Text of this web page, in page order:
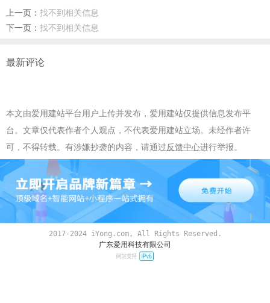
上一页： 找不到相关信息
下一页： 找不到相关信息
最新评论
本文由爱用建站平台用户上传并发布，爱用建站仅提供信息发布平
台。文章仅代表作者个人观点，不代表爱用建站立场。未经作者许
可，不得转载。有涉嫌抄袭的内容，请通过反馈中心进行举报。
2017-2024 iYong.com, All Rights Reserved.
广东爱用科技有限公司